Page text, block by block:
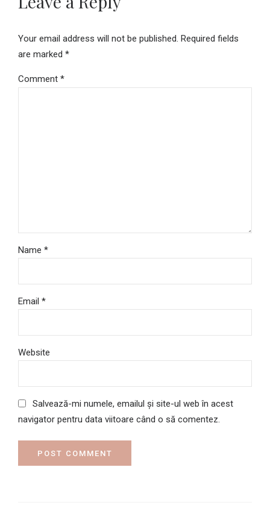
Your email address will not be published. Required fields
are marked *
Comment *
Name *
Email *
Website
Salvează-mi numele, emailul și site-ul web în acest
navigator pentru data viitoare când o să comentez.
POST COMMENT